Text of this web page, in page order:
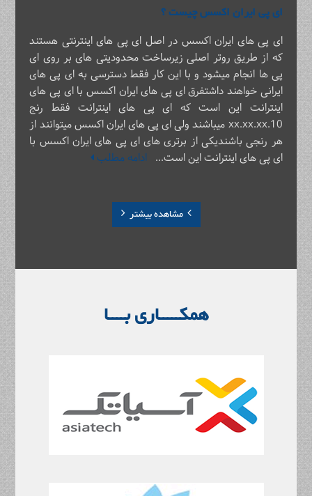
ای پی ایران اکسس چیست ؟
ای پی های ایران اکسس در اصل ای پی های اینترنتی هستند
که از طریق روتر اصلی زیرساخت محدودیتی های بر روی ای
پی ها انجام میشود و با این کار فقط دسترسی به ای پی های
ایرانی خواهند داشتفرق ای پی های ایران اکسس با ای پی های
اینترانت این است که ای پی های اینترانت فقط رنج
10.xx.xx.xx میباشند ولی ای پی های ایران اکسس میتوانند از
هر رنجی باشندیکی از برتری های ای پی های ایران اکسس با
ای پی های اینترانت این است... ادامه مطلب
مشاهده بیشتر
همکـــــاری بــــا